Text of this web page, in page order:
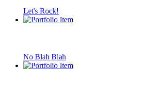
Let's Rock!
No Blah Blah